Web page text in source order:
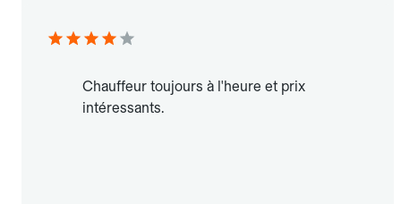
Chauffeur toujours à l'heure et prix
intéressants.